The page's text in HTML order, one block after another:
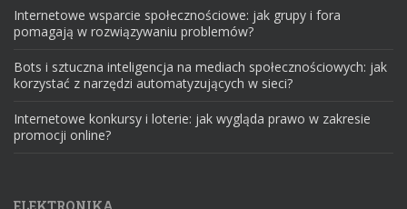
Internetowe wsparcie społecznościowe: jak grupy i fora
pomagają w rozwiązywaniu problemów?
Bots i sztuczna inteligencja na mediach społecznościowych: jak
korzystać z narzędzi automatyzujących w sieci?
Internetowe konkursy i loterie: jak wygląda prawo w zakresie
promocji online?
ELEKTRONIKA